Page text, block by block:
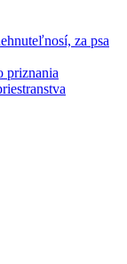
za psa
priznania